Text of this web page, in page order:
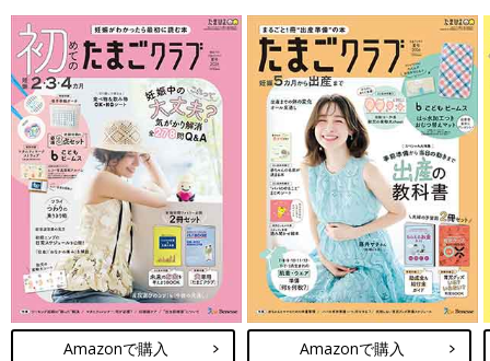
Amazonで購入 Amazonで購入